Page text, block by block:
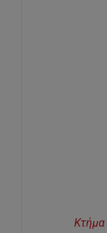
Κτήμα